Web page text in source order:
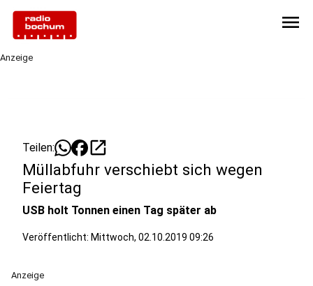
menu
Anzeige
Teilen: open_in_new
Müllabfuhr verschiebt sich wegen
Feiertag
USB holt Tonnen einen Tag später ab
Veröffentlicht: Mittwoch, 02.10.2019 09:26
Anzeige